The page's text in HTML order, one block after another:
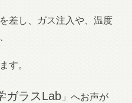
差し、ガス注入や、温度
す。
ガラスLab 」へお声が